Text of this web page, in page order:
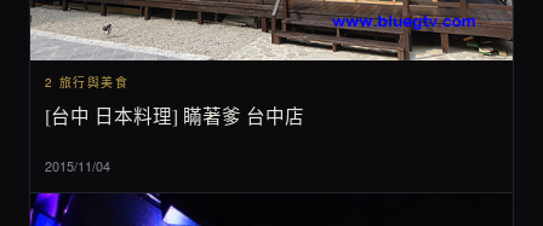
2 旅行與美食
[台中 日本料理] 瞞著爹 台中店
2015/11/04